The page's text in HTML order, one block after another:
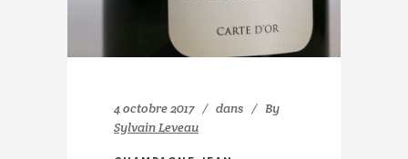
4 octobre 2017 dans
By
Sylvain Leveau